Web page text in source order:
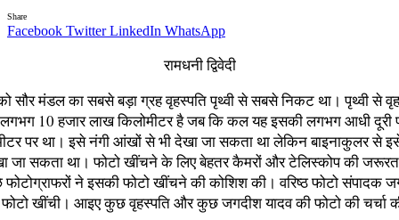
Share
Facebook Twitter LinkedIn WhatsApp
रामधनी द्विवेदी
सौर मंडल का सबसे बड़ा ग्रह वृहस्‍पति पृथ्‍वी से सबसे निकट था। पृथ्‍वी से
लगभग 10 हजार लाख किलोमीटर है जब कि कल यह इसकी लगभग आधी दूरी
पर था। इसे नंगी आंखों से भी देखा जा सकता था लेकिन बाइनाकुलर से
जा सकता था। फोटो खींचने के लिए बेहतर कैमरों और टेलिस्‍कोप की जरूरत
ने इसकी फोटो खींचने की कोशिश की। वरिष्‍ठ फोटो संपादक
खींची। आइए कुछ वृहस्‍पति और कुछ जगदीश यादव की फोटो की चर्चा